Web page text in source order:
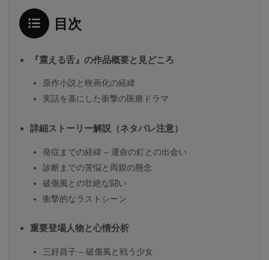
目次
『震える舌』の作品概要と見どころ
原作小説と映画化の経緯
実話を基にした衝撃の医療ドラマ
詳細ストーリー解説（ネタバレ注意）
発症までの経緯 – 運命の釘との出会い
診断までの苦悩と両親の懸念
破傷風との壮絶な闘い
衝撃的なラストシーン
重要登場人物と心情分析
三好昌子 – 破傷風と戦う少女